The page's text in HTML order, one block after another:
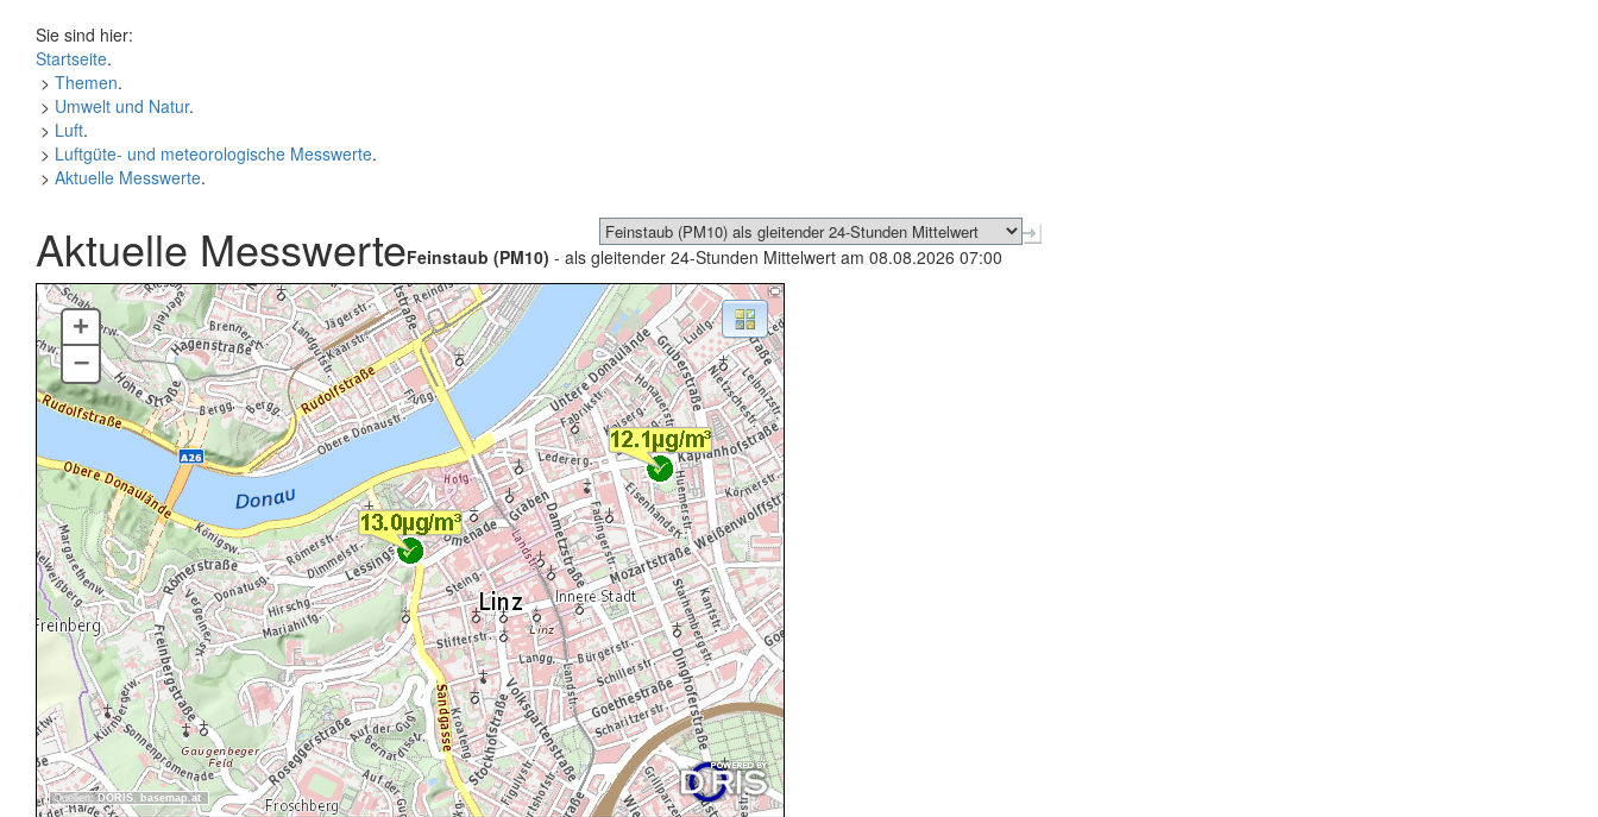
Sie sind hier:
Startseite.
> Themen.
> Umwelt und Natur.
> Luft.
> Luftgüte- und meteorologische Messwerte.
> Aktuelle Messwerte.
Aktuelle MesswerteFeinstaub (PM10) - als gleitender 24-Stunden Mittelwert am 08.08.2026 07:00
Quellen:DORIS, basemap.at
+
–